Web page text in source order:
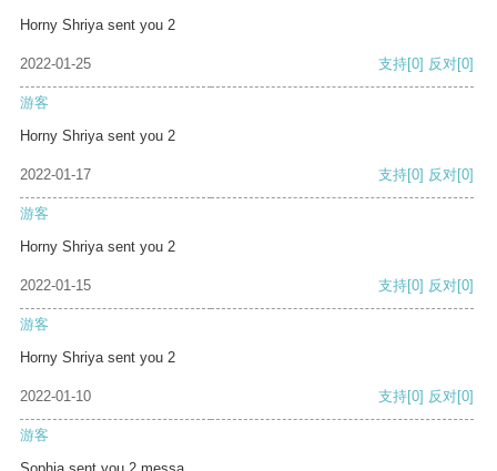
Horny Shriya sent you 2
2022-01-25 支持[0] 反对[0]
游客
Horny Shriya sent you 2
2022-01-17 支持[0] 反对[0]
游客
Horny Shriya sent you 2
2022-01-15 支持[0] 反对[0]
游客
Horny Shriya sent you 2
2022-01-10 支持[0] 反对[0]
游客